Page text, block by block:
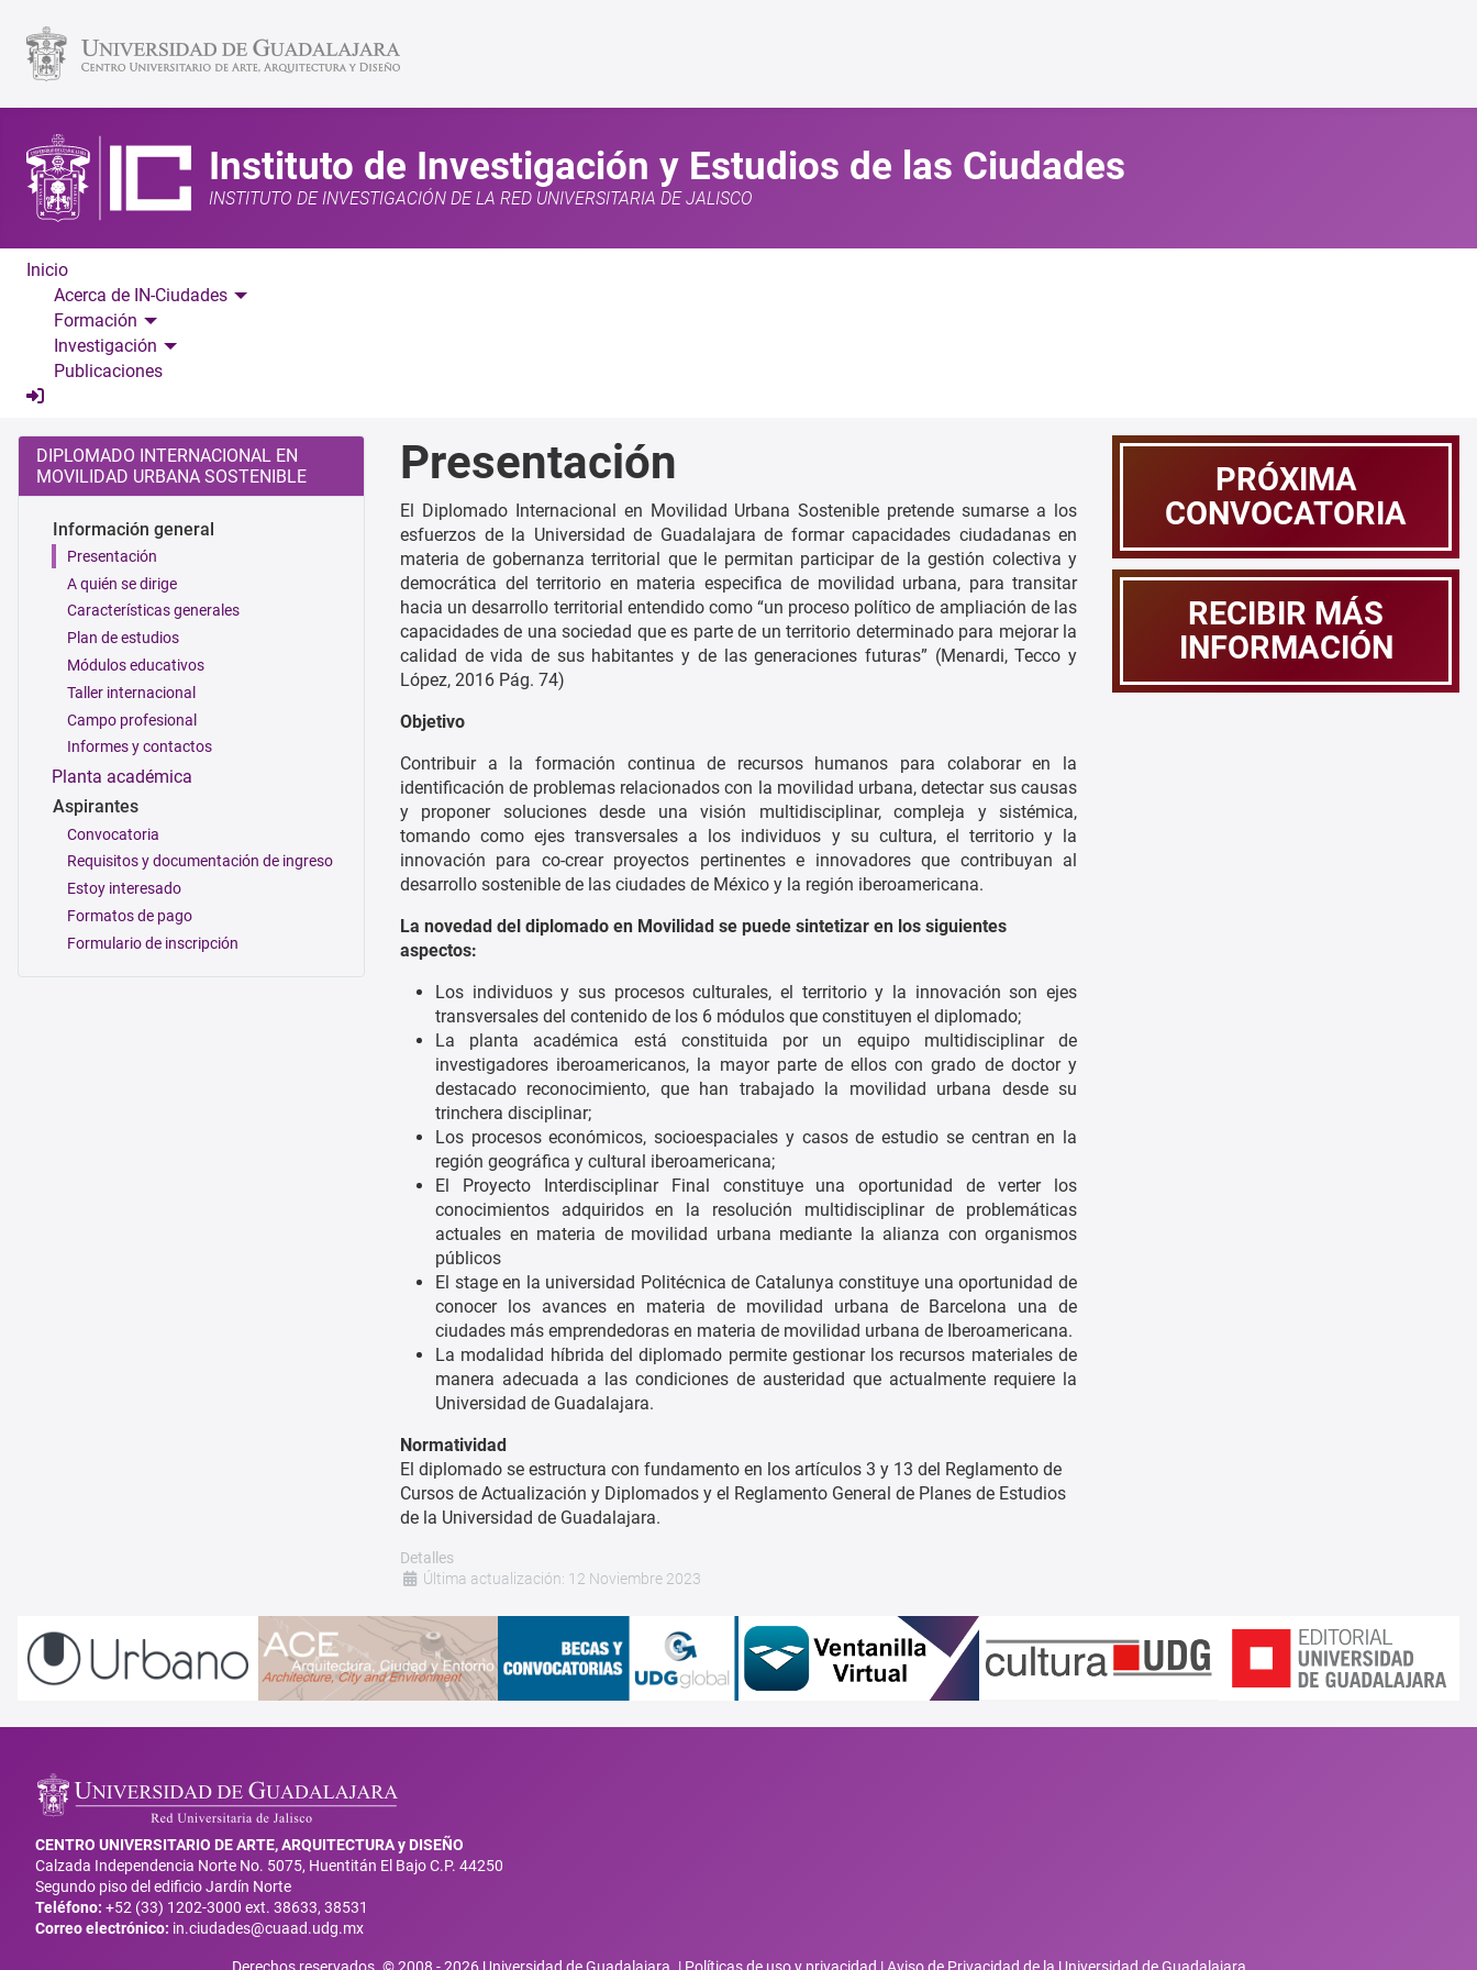
Instituto de Investigación y Estudios de las Ciudades
INSTITUTO DE INVESTIGACIÓN DE LA RED UNIVERSITARIA DE JALISCO
Inicio
Acerca de IN-Ciudades
Formación
Investigación
Publicaciones
DIPLOMADO INTERNACIONAL EN
MOVILIDAD URBANA SOSTENIBLE
Información general
Presentación
A quién se dirige
Características generales
Plan de estudios
Módulos educativos
Taller internacional
Campo profesional
Informes y contactos
Planta académica
Aspirantes
Convocatoria
Requisitos y documentación de ingreso
Estoy interesado
Formatos de pago
Formulario de inscripción
Presentación
El Diplomado Internacional en Movilidad Urbana Sostenible pretende sumarse a los
esfuerzos de la Universidad de Guadalajara de formar capacidades ciudadanas en
materia de gobernanza territorial que le permitan participar de la gestión colectiva y
democrática del territorio en materia especifica de movilidad urbana, para transitar
hacia un desarrollo territorial entendido como “un proceso político de ampliación de las
capacidades de una sociedad que es parte de un territorio determinado para mejorar la
calidad de vida de sus habitantes y de las generaciones futuras” (Menardi, Tecco y
López, 2016 Pág. 74)
Objetivo
Contribuir a la formación continua de recursos humanos para colaborar en la
identificación de problemas relacionados con la movilidad urbana, detectar sus causas
y proponer soluciones desde una visión multidisciplinar, compleja y sistémica,
tomando como ejes transversales a los individuos y su cultura, el territorio y la
innovación para co-crear proyectos pertinentes e innovadores que contribuyan al
desarrollo sostenible de las ciudades de México y la región iberoamericana.
La novedad del diplomado en Movilidad se puede sintetizar en los siguientes
aspectos:
Los individuos y sus procesos culturales, el territorio y la innovación son ejes
transversales del contenido de los 6 módulos que constituyen el diplomado;
La planta académica está constituida por un equipo multidisciplinar de
investigadores iberoamericanos, la mayor parte de ellos con grado de doctor y
destacado reconocimiento, que han trabajado la movilidad urbana desde su
trinchera disciplinar;
Los procesos económicos, socioespaciales y casos de estudio se centran en la
región geográfica y cultural iberoamericana;
El Proyecto Interdisciplinar Final constituye una oportunidad de verter los
conocimientos adquiridos en la resolución multidisciplinar de problemáticas
actuales en materia de movilidad urbana mediante la alianza con organismos
públicos
El stage en la universidad Politécnica de Catalunya constituye una oportunidad de
conocer los avances en materia de movilidad urbana de Barcelona una de
ciudades más emprendedoras en materia de movilidad urbana de Iberoamericana.
La modalidad híbrida del diplomado permite gestionar los recursos materiales de
manera adecuada a las condiciones de austeridad que actualmente requiere la
Universidad de Guadalajara.
Normatividad
El diplomado se estructura con fundamento en los artículos 3 y 13 del Reglamento de
Cursos de Actualización y Diplomados y el Reglamento General de Planes de Estudios
de la Universidad de Guadalajara.
Detalles
Última actualización: 12 Noviembre 2023
PRÓXIMA
CONVOCATORIA
RECIBIR MÁS
INFORMACIÓN
CENTRO UNIVERSITARIO DE ARTE, ARQUITECTURA y DISEÑO
Calzada Independencia Norte No. 5075, Huentitán El Bajo C.P. 44250
Segundo piso del edificio Jardín Norte
Teléfono: +52 (33) 1202-3000 ext. 38633, 38531
Correo electrónico: in.ciudades@cuaad.udg.mx